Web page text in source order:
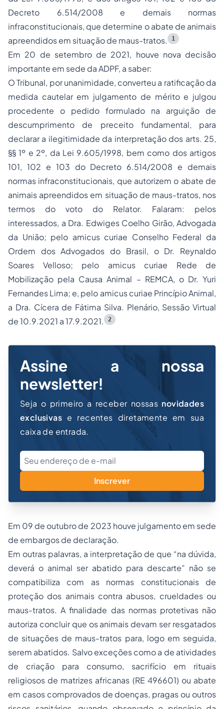
Decreto 6.514/2008 e demais normas
infraconstitucionais, que determine o abate de animais
apreendidos em situação de maus-tratos.
1
Em 20 de setembro de 2021, houve nova decisão
importante em sede da ADPF, a saber:
O Tribunal, por unanimidade, converteu a ratificação da
medida cautelar em julgamento de mérito e julgou
procedente o pedido formulado na arguição de
descumprimento de preceito fundamental, para
declarar a ilegitimidade da interpretação dos arts. 25,
§§ 1º e 2º, da Lei 9.605/1998, bem como dos artigos
101, 102 e 103 do Decreto 6.514/2008 e demais
normas infraconstitucionais, que autorizem o abate de
animais apreendidos em situação de maus-tratos, nos
termos do voto do Relator. Falaram: pelos
interessados, a Dra. Edwiges Coelho Girão, Advogada
da União; pelo amicus curiae Conselho Federal da
Ordem dos Advogados do Brasil, o Dr. Reynaldo
Soares Velloso; pelo amicus curiae Rede de
Mobilização pela Causa Animal – REMCA, o Dr. Yuri
Fernandes Lima; e, pelo amicus curiae Princípio Animal,
a Dra. Cícera de Fátima Silva. Plenário, Sessão Virtual
de 10.9.2021 a 17.9.2021.
2
Assine a nossa
newsletter!
Seja o primeiro a receber nossas novidades
exclusivas e recentes diretamente em sua
caixa de entrada.
Inscrever
Em 09 de outubro de 2023 houve julgamento em sede
de embargos de declaração.
Em outras palavras, a interpretação de que “na dúvida,
deverá o animal ser abatido para descarte” não se
compatibiliza com as normas constitucionais de
proteção dos animais contra abusos, crueldades ou
maus-tratos. A finalidade das normas protetivas não
autoriza concluir que os animais devam ser resgatados
de situações de maus-tratos para, logo em seguida,
serem abatidos. Salvo exceções como a de atividades
de criação para consumo, sacrifício em rituais
religiosos de matrizes africanas (RE 496601) ou abate
em casos comprovados de doenças, pragas ou outros